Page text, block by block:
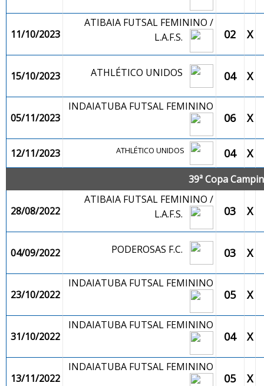
11/10/2023
ATIBAIA FUTSAL FEMININO /
L.A.F.S.
02 X
15/10/2023 ATHLÉTICO UNIDOS 04 X
05/11/2023
INDAIATUBA FUTSAL FEMININO
06 X
12/11/2023 ATHLÉTICO UNIDOS 04 X
39ª Copa
28/08/2022
ATIBAIA FUTSAL FEMININO /
L.A.F.S.
03 X
04/09/2022 PODEROSAS F.C. 03 X
23/10/2022
INDAIATUBA FUTSAL FEMININO
05 X
31/10/2022
INDAIATUBA FUTSAL FEMININO
04 X
13/11/2022
INDAIATUBA FUTSAL FEMININO
05 X